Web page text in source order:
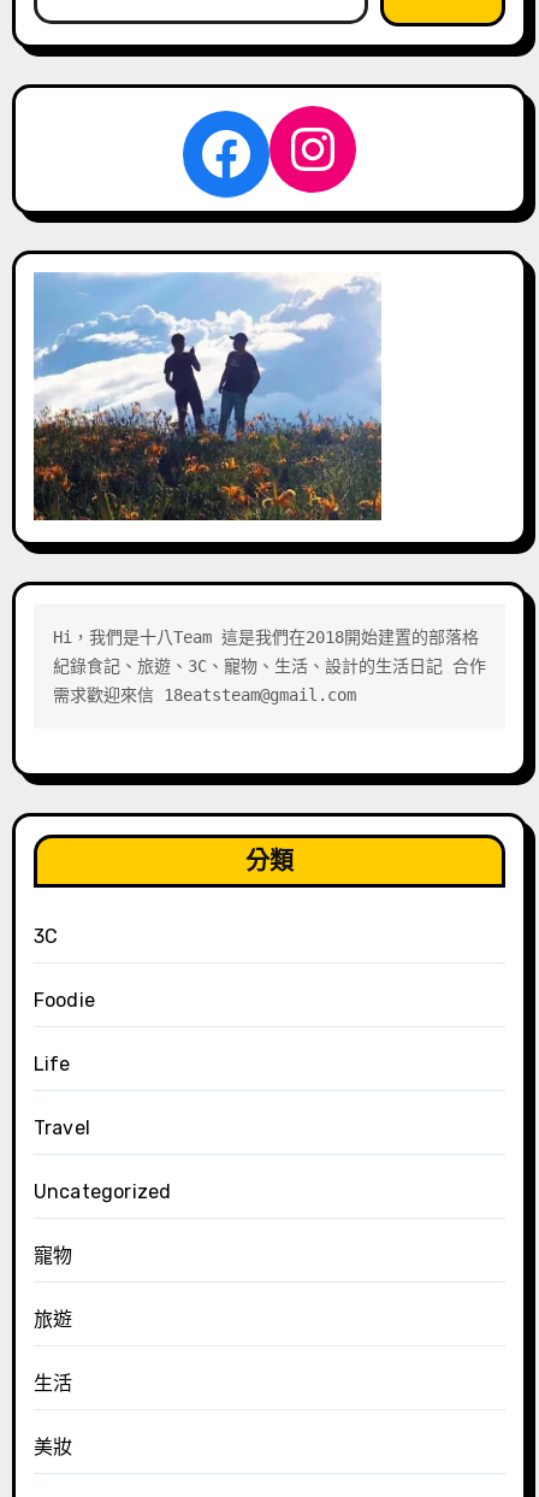
尋
關
Facebook
Hi，我們是十八Team 這是我們在2018開始建置的部落格
紀錄食記、旅遊、3C、寵物、生活、設計的生活日記 合作
需求歡迎來信 18eatsteam@gmail.com
分類
3C
Foodie
Life
Travel
Uncategorized
寵物
旅遊
生活
美妝